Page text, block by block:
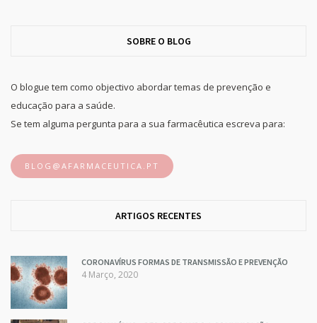
SOBRE O BLOG
O blogue tem como objectivo abordar temas de prevenção e
educação para a saúde.
Se tem alguma pergunta para a sua farmacêutica escreva para:
BLOG@AFARMACEUTICA.PT
ARTIGOS RECENTES
CORONAVÍRUS FORMAS DE TRANSMISSÃO E PREVENÇÃO
4 Março, 2020